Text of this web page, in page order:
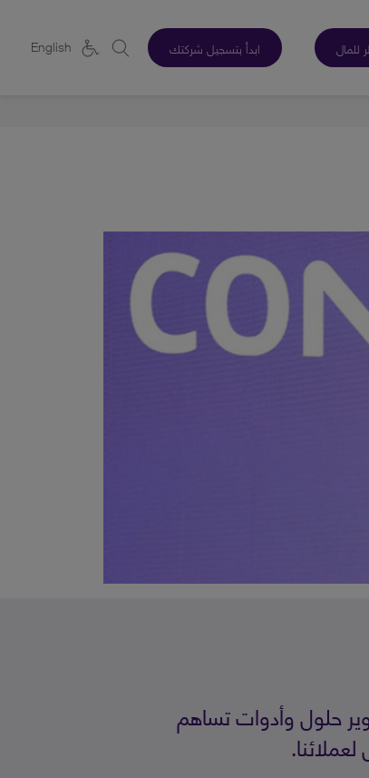
للمال ابدأ بتسجيل شركتك English
حلول وأدوات تساهم